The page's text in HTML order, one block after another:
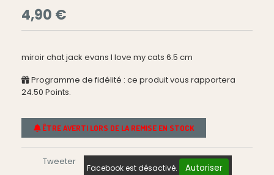
4,90 €
miroir chat jack evans I love my cats 6.5 cm
Programme de fidélité : ce produit vous rapportera
24.50 Points.
ÊTRE AVERTI LORS DE LA REMISE EN STOCK
Tweeter
Facebook est désactivé. Autoriser